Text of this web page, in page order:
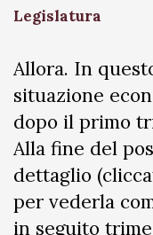
Legislatura
Allora. In
situazione
dopo il primo
Alla fine del
dettaglio
per vederla
in seguito